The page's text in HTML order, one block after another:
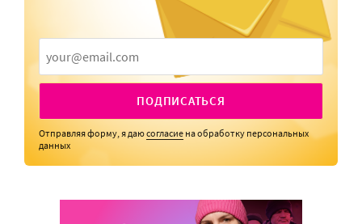
ПОДПИСАТЬСЯ
Отправляя форму, я даюсогласие на обработку персональных
данных